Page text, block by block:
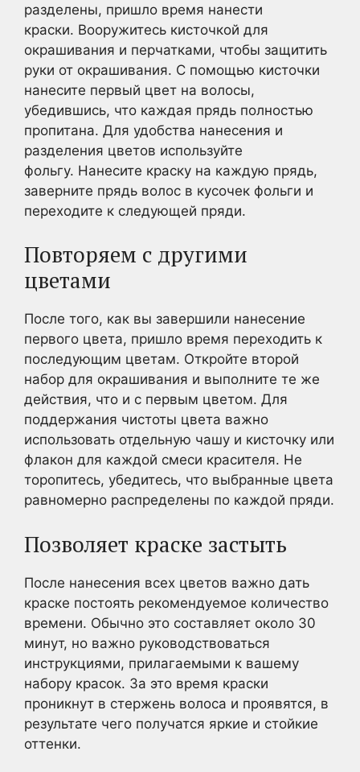
разделены, пришло время нанести
краски. Вооружитесь кисточкой для
окрашивания и перчатками, чтобы защитить
руки от окрашивания. С помощью кисточки
нанесите первый цвет на волосы,
убедившись, что каждая прядь полностью
пропитана. Для удобства нанесения и
разделения цветов используйте
фольгу. Нанесите краску на каждую прядь,
заверните прядь волос в кусочек фольги и
переходите к следующей пряди.
Повторяем с другими
цветами
После того, как вы завершили нанесение
первого цвета, пришло время переходить к
последующим цветам. Откройте второй
набор для окрашивания и выполните те же
действия, что и с первым цветом. Для
поддержания чистоты цвета важно
использовать отдельную чашу и кисточку или
флакон для каждой смеси красителя. Не
торопитесь, убедитесь, что выбранные цвета
равномерно распределены по каждой пряди.
Позволяет краске застыть
После нанесения всех цветов важно дать
краске постоять рекомендуемое количество
времени. Обычно это составляет около 30
минут, но важно руководствоваться
инструкциями, прилагаемыми к вашему
набору красок. За это время краски
проникнут в стержень волоса и проявятся, в
результате чего получатся яркие и стойкие
оттенки.